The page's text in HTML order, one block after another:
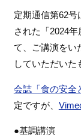
定期通信第62号
された「2024
て、ご講演をい
していただいた
会誌「食の安全
定ですが、
●基調講演